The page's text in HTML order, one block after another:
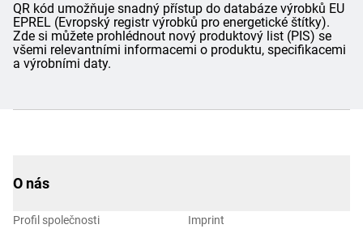
QR kód umožňuje snadný přístup do databáze výrobků EU
EPREL (Evropský registr výrobků pro energetické štítky).
Zde si můžete prohlédnout nový produktový list (PIS) se
všemi relevantními informacemi o produktu, specifikacemi
a výrobními daty.
O nás
Profil společnosti Imprint